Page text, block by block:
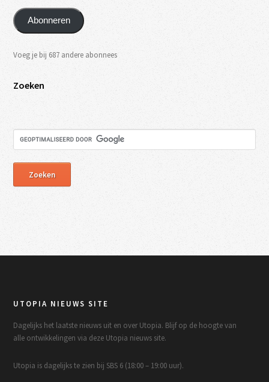
Abonneren
Voeg je bij 687 andere abonnees
Zoeken
UTOPIA NIEUWS SITE
Dagelijks het laatste nieuws uit en over Utopia. Blijf op de hoogte van
alle ontwikkelingen via deze Utopia nieuws site.
Utopia is dagelijks te zien bij SBS 6 (18:00 – 19:00 uur).